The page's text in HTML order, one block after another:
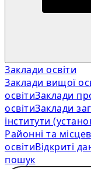
Заклади освіти
Заклади вищої
освітиЗаклади
освітиЗаклади
інститути
Районні та
освітиВідкриті
пошук